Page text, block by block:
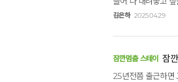
싶습니다. 너무너무
김은하 2025.04.29
잠깐멈춤 스테이 잠
25년전쯤 출근하면